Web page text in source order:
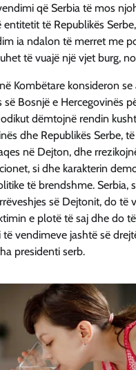
që Serbia të mos
të Republikës
ia ndalon të merret me
të vuajë një vjet burg,
Kombëtare konsideron se
së Bosnjë e Hercegovinës
dëmtojnë rendin
dhe Republikës Serbe,
në Dejton, dhe
si dhe karakterin
të brendshme. Serbia,
së Dejtonit, do të
e plotë të saj dhe do
vendimeve jashtë së
presidenti serb.